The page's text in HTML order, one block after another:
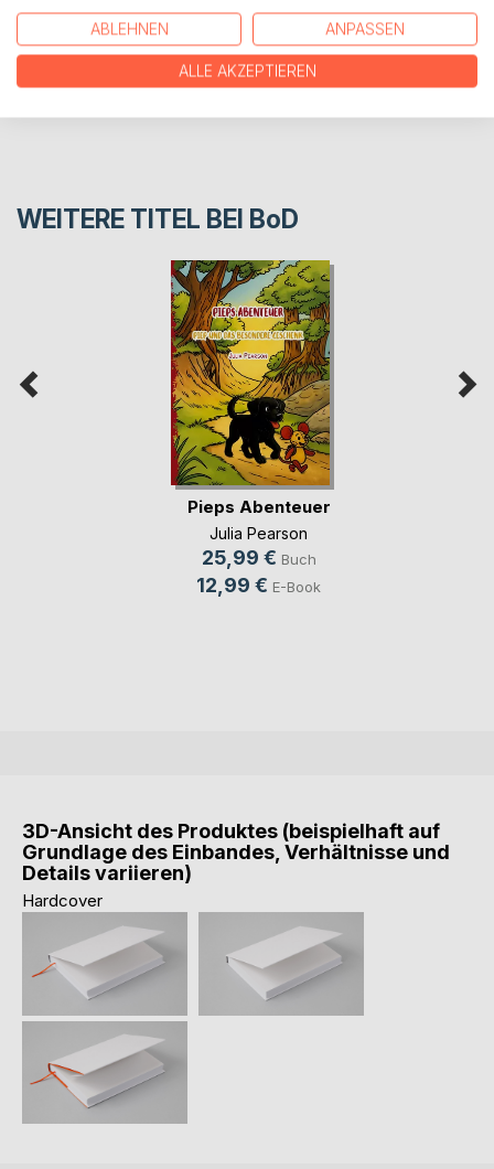
PRESSESTIMMEN
WEITERE TITEL BEI BoD
Pieps Abenteuer
Julia Pearson
25,99 € Buch
12,99 € E-Book
3D-Ansicht des Produktes (beispielhaft auf
Grundlage des Einbandes, Verhältnisse und
Details variieren)
Hardcover
ABLEHNEN ANPASSEN
ALLE AKZEPTIEREN